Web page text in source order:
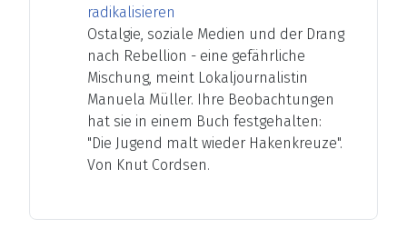
radikalisieren
Ostalgie, soziale Medien und der Drang
nach Rebellion - eine gefährliche
Mischung, meint Lokaljournalistin
Manuela Müller. Ihre Beobachtungen
hat sie in einem Buch festgehalten:
"Die Jugend malt wieder Hakenkreuze".
Von Knut Cordsen.